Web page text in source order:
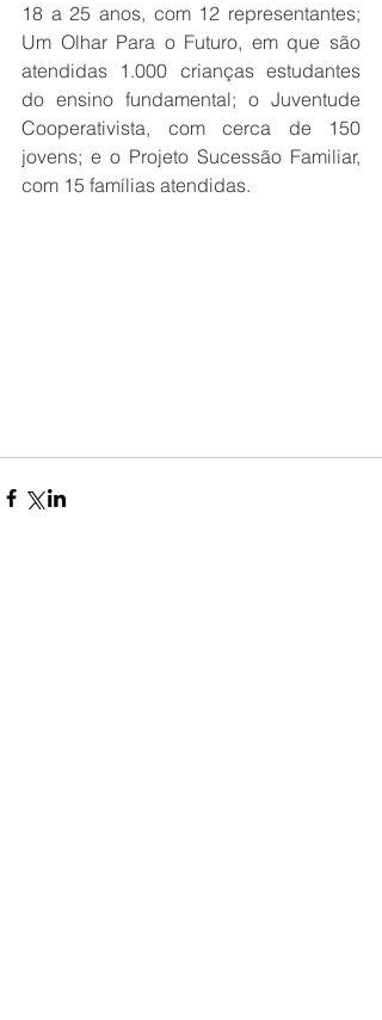
18 a 25 anos, com 12 representantes;
Um Olhar Para o Futuro, em que são
atendidas 1.000 crianças estudantes
do ensino fundamental; o Juventude
Cooperativista, com cerca de 150
jovens; e o Projeto Sucessão Familiar,
com 15 famílias atendidas.